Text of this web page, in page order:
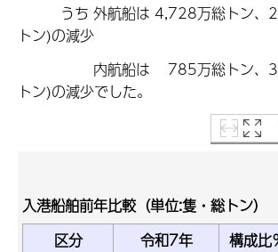
うち 外航船は 4,728万総トン、
トン)の減少
内航船は 785万総トン、
トン)の減少でした。
入港船舶前年比較（単位:隻・総トン）
区分
令和7年 構成比